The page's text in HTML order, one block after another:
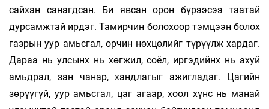
сайхан санагдсан. Би явсан орон бүрээсээ таатай
дурсамжтай ирдэг. Тамирчин болохоор тэмцээн болох
газрын уур амьсгал, орчин нөхцөлийг түрүүлж хардаг.
Дараа нь улсынх нь хөгжил, соёл, иргэдийнх нь ахуй
амьдрал, зан чанар, хандлагыг ажигладаг. Цагийн
зөрүүгүй, уур амьсгал, цаг агаар, хоол хүнс нь манай